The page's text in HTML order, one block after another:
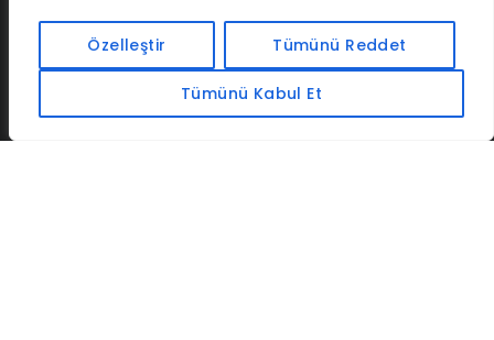
Özelleştir Tümünü Reddet
Tümünü Kabul Et
İLETIŞIM BAF CADSOFTUSA MAXIMUMPCGUIDES